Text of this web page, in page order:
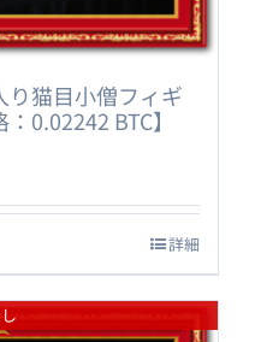
猫目小僧フィギ
0.02242 BTC】
詳細